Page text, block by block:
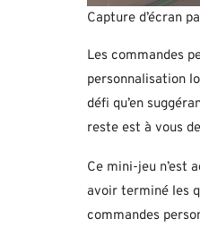
Capture d’écran
Les commandes
personnalisation
défi qu’en
reste est à vous
Ce mini-jeu n’est
avoir terminé les
commandes